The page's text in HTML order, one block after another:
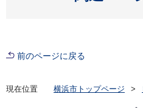
前のページに戻る
現在位置 横浜市トップページ